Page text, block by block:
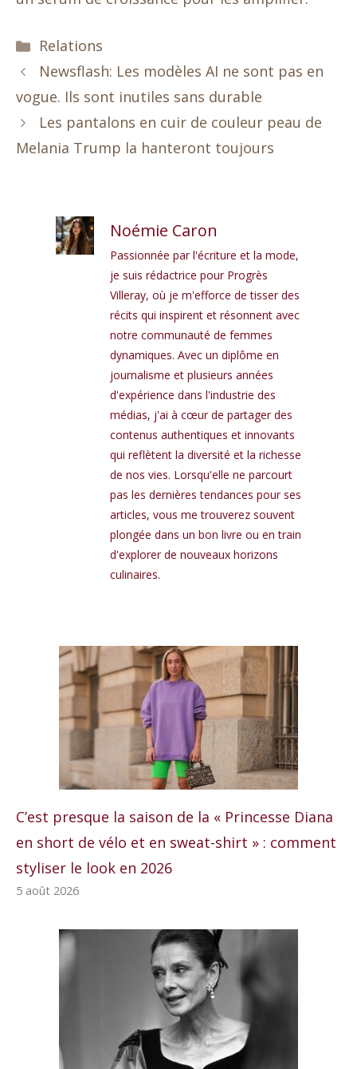
Catégories
Relations
Newsflash: Les modèles AI ne sont pas en
vogue. Ils sont inutiles sans durable
Les pantalons en cuir de couleur peau de
Melania Trump la hanteront toujours
Noémie Caron
Passionnée par l'écriture et la mode,
je suis rédactrice pour Progrès
Villeray, où je m'efforce de tisser des
récits qui inspirent et résonnent avec
notre communauté de femmes
dynamiques. Avec un diplôme en
journalisme et plusieurs années
d'expérience dans l'industrie des
médias, j'ai à cœur de partager des
contenus authentiques et innovants
qui reflètent la diversité et la richesse
de nos vies. Lorsqu'elle ne parcourt
pas les dernières tendances pour ses
articles, vous me trouverez souvent
plongée dans un bon livre ou en train
d'explorer de nouveaux horizons
culinaires.
C’est presque la saison de la « Princesse Diana
en short de vélo et en sweat-shirt » : comment
styliser le look en 2026
5 août 2026